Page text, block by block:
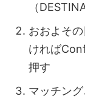
（
おおよそ
ければ
押す
マッチン